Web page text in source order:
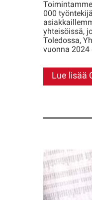
000
yhteisöissä,
Toledossa,
vuonna 2024
Lue lisää